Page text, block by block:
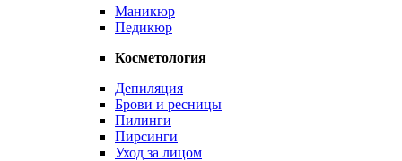
Маникюр
Педикюр
Косметология
Депиляция
Брови и ресницы
Пилинги
Пирсинги
Уход за лицом